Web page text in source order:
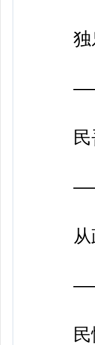
独乐
——
民吾
——
从政
——
民惟